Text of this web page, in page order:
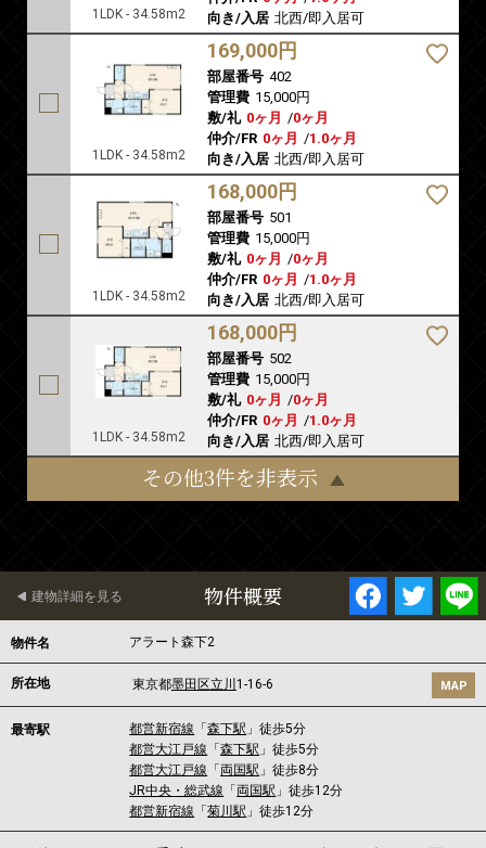
1LDK - 34.58m2
向き/入居 北西/即入居可
1LDK - 34.58m2
169,000円
部屋番号 402
管理費 15,000円
敷/礼 0ヶ月 /0ヶ月
仲介/FR 0ヶ月 /1.0ヶ月
向き/入居 北西/即入居可
1LDK - 34.58m2
168,000円
部屋番号 501
管理費 15,000円
敷/礼 0ヶ月 /0ヶ月
仲介/FR 0ヶ月 /1.0ヶ月
向き/入居 北西/即入居可
1LDK - 34.58m2
168,000円
部屋番号 502
管理費 15,000円
敷/礼 0ヶ月 /0ヶ月
仲介/FR 0ヶ月 /1.0ヶ月
向き/入居 北西/即入居可
その他3件を非表示
物件概要
建物詳細を見る
物件名 アラート森下2
所在地 東京都墨田区立川 1-16-6 MAP
最寄駅 都営新宿線 「森下駅 」徒歩5分
都営大江戸線 「森下駅 」徒歩5分
都営大江戸線 「両国駅 」徒歩8分
JR中央・総武線 「両国駅 」徒歩12分
都営新宿線 「菊川駅 」徒歩12分